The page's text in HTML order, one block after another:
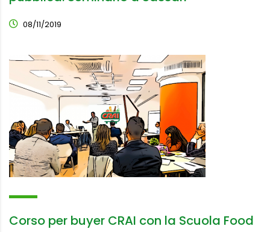
08/11/2019
Corso per buyer CRAI con la Scuola Food